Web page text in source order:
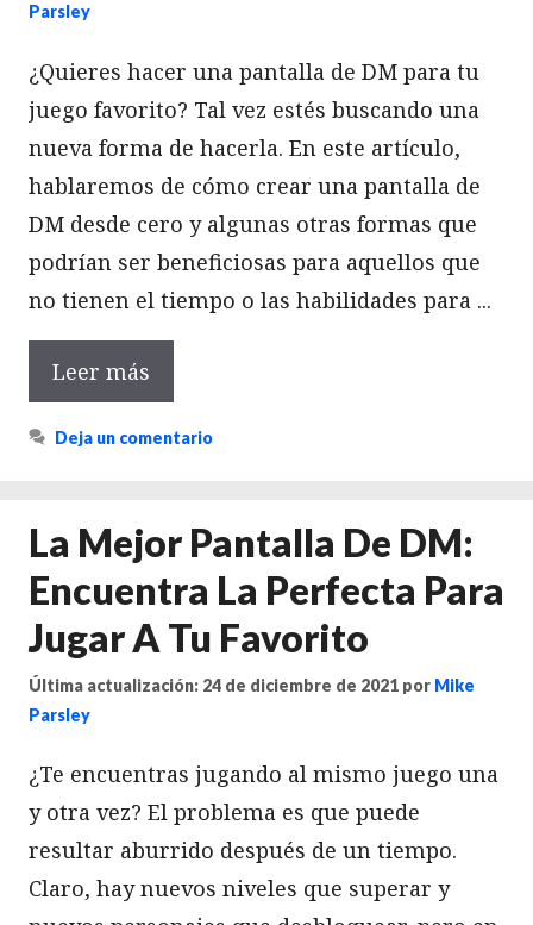
Parsley
¿Quieres hacer una pantalla de DM para tu
juego favorito? Tal vez estés buscando una
nueva forma de hacerla. En este artículo,
hablaremos de cómo crear una pantalla de
DM desde cero y algunas otras formas que
podrían ser beneficiosas para aquellos que
no tienen el tiempo o las habilidades para ...
Leer más
Deja un comentario
La Mejor Pantalla De DM:
Encuentra La Perfecta Para
Jugar A Tu Favorito
Última actualización: 24 de diciembre de 2021 por Mike
Parsley
¿Te encuentras jugando al mismo juego una
y otra vez? El problema es que puede
resultar aburrido después de un tiempo.
Claro, hay nuevos niveles que superar y